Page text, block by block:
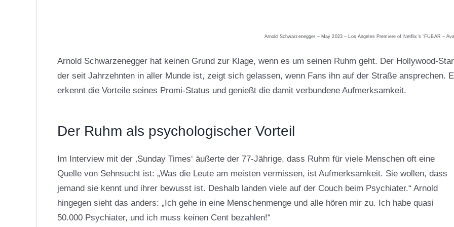
Arnold Schwarzenegger – May 2023 – Los Angeles Premiere of Netflix’s “FUBAR –
Arnold Schwarzenegger hat keinen Grund zur Klage, wenn es um seinen Ruhm geht. Der Hollywood-
der seit Jahrzehnten in aller Munde ist, zeigt sich gelassen, wenn Fans ihn auf der Straße ansprechen.
erkennt die Vorteile seines Promi-Status und genießt die damit verbundene Aufmerksamkeit.
Der Ruhm als psychologischer Vorteil
Im Interview mit der ‚Sunday Times‘ äußerte der 77-Jährige, dass Ruhm für viele Menschen oft eine
Quelle von Sehnsucht ist: „Was die Leute am meisten vermissen, ist Aufmerksamkeit. Sie wollen, dass
jemand sie kennt und ihrer bewusst ist. Deshalb landen viele auf der Couch beim Psychiater.“ Arnold
hingegen sieht das anders: „Ich gehe in eine Menschenmenge und alle hören mir zu. Ich habe quasi
50.000 Psychiater, und ich muss keinen Cent bezahlen!“